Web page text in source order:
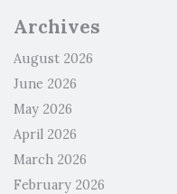
Archives
August 2026
June 2026
May 2026
April 2026
March 2026
February 2026